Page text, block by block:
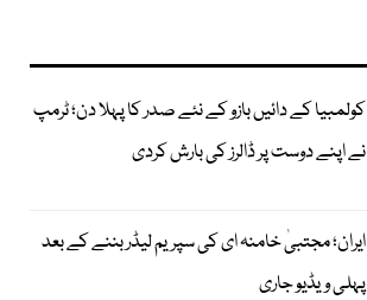
کولمبیا کے دائیں بازو کے نئے صدر کا پہلا دن؛ ٹرمپ
نے اپنے دوست پر ڈالرز کی بارش کردی
ایران؛ مجتبیٰ خامنہ ای کی سپریم لیڈر بننے کے بعد
پہلی ویڈیو جاری